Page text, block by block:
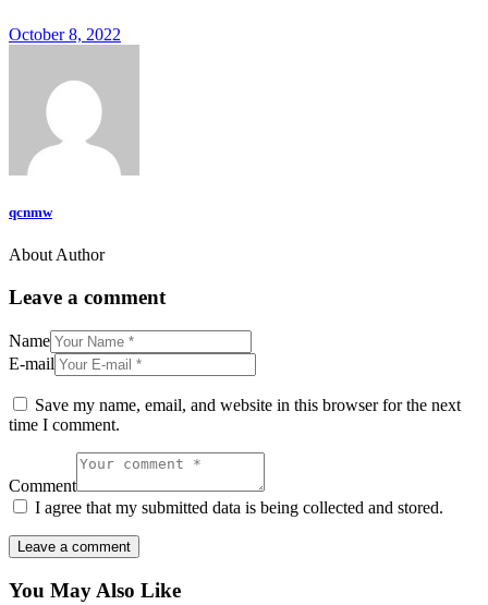
October 8, 2022
qcnmw
About Author
Leave a comment
Name
E-mail
Save my name, email, and website in this browser for the next
time I comment.
Comment
I agree that my submitted data is being collected and stored.
You May Also Like